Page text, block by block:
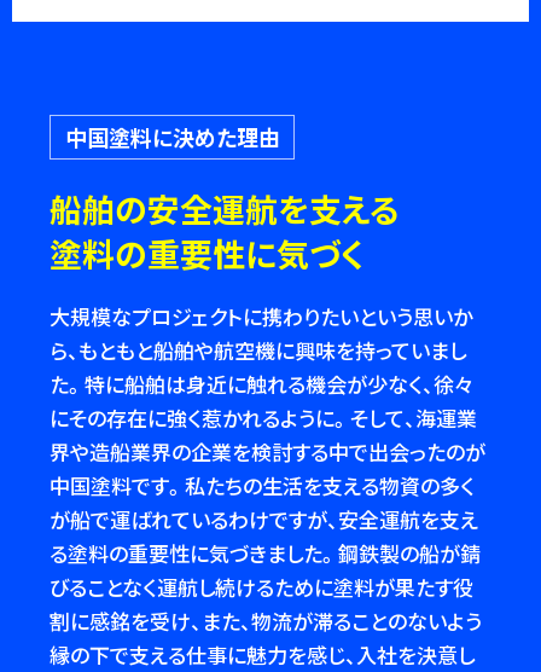
中国塗料に決めた理由
船舶の安全運航を支える
塗料の重要性に気づく
大規模なプロジェクトに携わりたいという思いか
ら、もともと船舶や航空機に興味を持っていまし
た。特に船舶は身近に触れる機会が少なく、徐々
にその存在に強く惹かれるように。そして、海運業
界や造船業界の企業を検討する中で出会ったのが
中国塗料です。私たちの生活を支える物資の多く
が船で運ばれているわけですが、安全運航を支え
る塗料の重要性に気づきました。鋼鉄製の船が錆
びることなく運航し続けるために塗料が果たす役
割に感銘を受け、また、物流が滞ることのないよう
縁の下で支える仕事に魅力を感じ、入社を決意し